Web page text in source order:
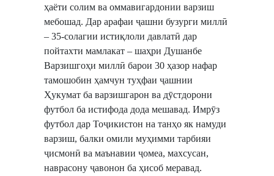
ҳаёти солим ва оммавигардонии варзиш
мебошад. Дар арафаи ҷашни бузурги миллӣ
– 35-солагии истиқлоли давлатӣ дар
пойтахти мамлакат – шаҳри Душанбе
Варзишгоҳи миллӣ барои 30 ҳазор нафар
тамошобин ҳамчун туҳфаи ҷашнии
Ҳукумат ба варзишгарон ва дӯстдорони
футбол ба истифода дода мешавад. Имрӯз
футбол дар Тоҷикистон на танҳо як намуди
варзиш, балки омили муҳимми тарбияи
ҷисмонӣ ва маънавии ҷомеа, махсусан,
наврасону ҷавонон ба ҳисоб меравад.